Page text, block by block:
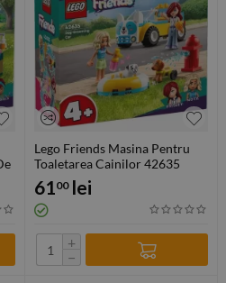
Lego Friends Masina Pentru
Toaletarea Cainilor 42635
6100 lei
+
−